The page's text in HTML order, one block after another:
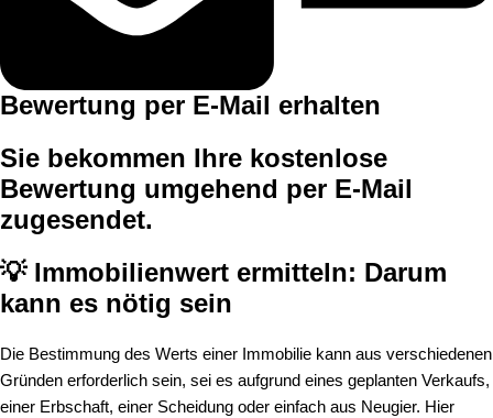
Bewertung per E-Mail erhalten
Sie bekommen Ihre kostenlose
Bewertung umgehend per E-Mail
zugesendet.
💡 Immobilienwert ermitteln: Darum
kann es nötig sein
Die Bestimmung des Werts einer Immobilie kann aus verschiedenen
Gründen erforderlich sein, sei es aufgrund eines geplanten Verkaufs,
einer Erbschaft, einer Scheidung oder einfach aus Neugier. Hier